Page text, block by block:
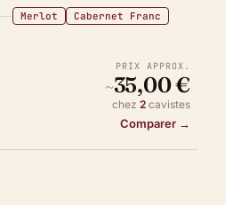
Merlot Cabernet Franc
PRIX APPROX.
~35,00 €
chez 2 cavistes
Comparer →